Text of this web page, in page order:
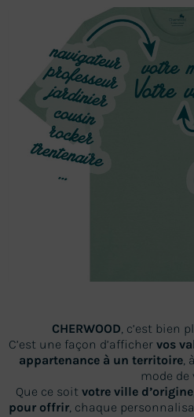
CHERWOOD , c’est bien
C’est une façon d’afficher vos
appartenance à un territoire,
mode de
Que ce soit votre ville d’origine
pour offrir, chaque